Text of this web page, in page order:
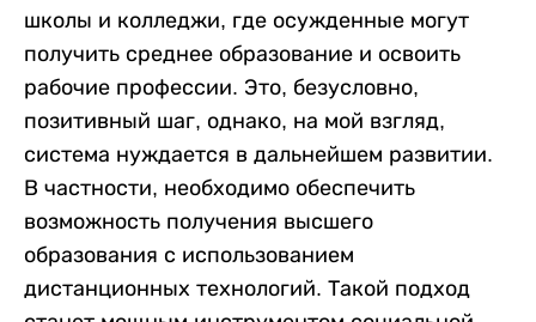
школы и колледжи, где осужденные могут
получить среднее образование и освоить
рабочие профессии. Это, безусловно,
позитивный шаг, однако, на мой взгляд,
система нуждается в дальнейшем развитии.
В частности, необходимо обеспечить
возможность получения высшего
образования с использованием
дистанционных технологий. Такой подход